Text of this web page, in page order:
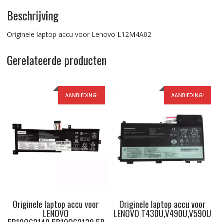
Beschrijving
Originele laptop accu voor Lenovo L12M4A02
Gerelateerde producten
AANBIEDING!
Originele laptop accu voor
LENOVO
AANBIEDING!
Originele laptop accu voor
LENOVO T430U,V490U,V590U